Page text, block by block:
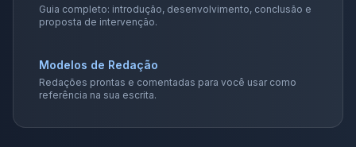
Guia completo: introdução, desenvolvimento, conclusão e
proposta de intervenção.
Modelos de Redação
Redações prontas e comentadas para você usar como
referência na sua escrita.